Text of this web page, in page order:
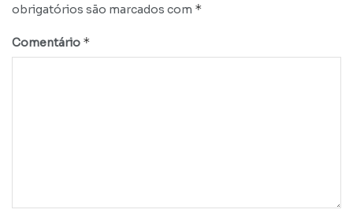
obrigatórios são marcados com *
Comentário *